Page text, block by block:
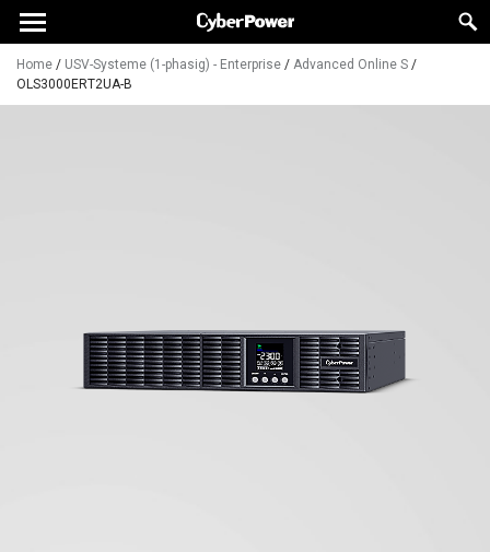
Home / USV-Systeme (1-phasig) - Enterprise / Advanced Online S /
OLS3000ERT2UA-B